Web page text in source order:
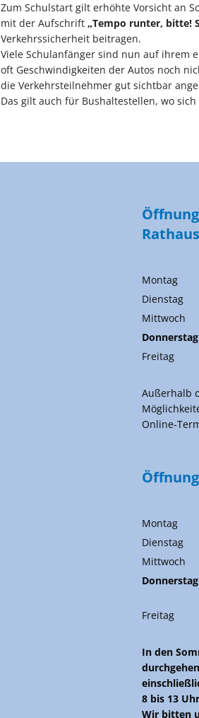
Zum Schulstart gilt erhöhte Vorsicht an
mit der Aufschrift „Tempo runter, bitte!
Verkehrssicherheit beitragen.
Viele Schulanfänger sind nun auf ihrem
oft Geschwindigkeiten der Autos noch
die Verkehrsteilnehmer gut sichtbar
Das gilt auch für Bushaltestellen, wo
Montag
Dienstag
Mittwoch
Donnerstag
Freitag
Außerhalb
Online-
Montag
Dienstag
Mittwoch
Donnerstag
Freitag
In den
8 bis 13
Wir bitten